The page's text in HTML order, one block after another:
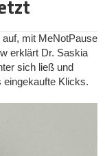
mit MeNotPause
erklärt Dr. Saskia
sich ließ und
Klicks.